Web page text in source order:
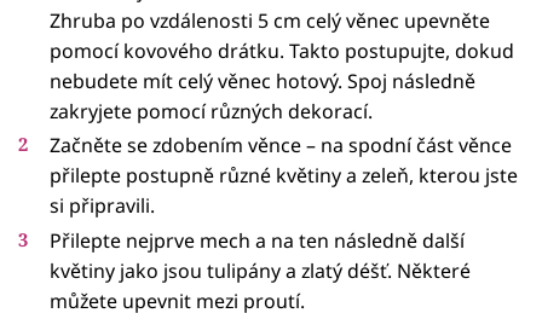
Zhruba po vzdálenosti 5 cm celý věnec upevněte
pomocí kovového drátku. Takto postupujte, dokud
nebudete mít celý věnec hotový. Spoj následně
zakryjete pomocí různých dekorací.
Začněte se zdobením věnce – na spodní část věnce
přilepte postupně různé květiny a zeleň, kterou jste
si připravili.
Přilepte nejprve mech a na ten následně další
květiny jako jsou tulipány a zlatý déšť. Některé
můžete upevnit mezi proutí.